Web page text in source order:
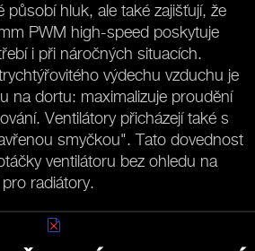
působí hluk, ale také zajišťují, že
PWM high-speed poskytuje
i při náročných situacích.
výdechu vzduchu je
na dortu: maximalizuje proudění
Ventilátory přicházejí také s
smyčkou". Tato dovednost
ventilátoru bez ohledu na
radiátory.